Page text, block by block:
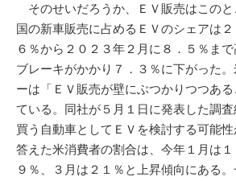
そのせいだろうか、ＥＶ販売はこの
国の新車販売に占めるＥＶのシェアは２
６％から２０２３年２月に８．５％ま
ブレーキがかかり７．３％に下がった
ーは「ＥＶ販売が壁にぶつかりつつあ
ている。同社が５月１日に発表した調
買う自動車としてＥＶを検討する可能
答えた米消費者の割合は、今年１月は１
９％、３月は２１％と上昇傾向にある